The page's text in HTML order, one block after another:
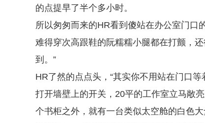
的点提早了半个多小时。
所以匆匆而来的HR看到傻站在办公室门口
难得穿次高跟鞋的阮糯糯小腿都在打颤，
到。”
HR了然的点点头，“其实你不用站在门口
打开墙壁上的开关，20平的工作室立马敞
个书柜之外，就有一台类似太空舱的白色大